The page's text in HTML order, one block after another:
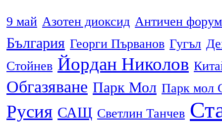
9 май Азотен диоксид Античен форум
България Георги Първанов Гугъл
Стойнев Йордан Николов
Обгазяване Парк Мол Парк мол
Русия САЩ Светлин Танчев